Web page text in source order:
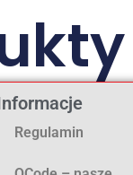
Regulamin